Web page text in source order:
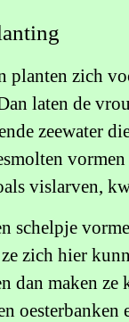
planten zich
laten de
zeewater
vislarven,
schelpje
zich hier
dan maken